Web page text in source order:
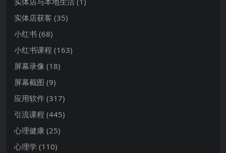
实体店获客 (35)
小红书 (68)
小红书课程 (163)
屏幕录像 (18)
屏幕截图 (9)
应用软件 (317)
引流课程 (445)
心理健康 (25)
心理学 (110)